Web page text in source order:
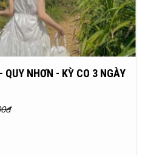
QUY NHƠN - KỲ CO 3 NGÀY